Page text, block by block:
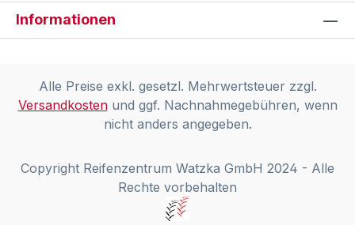
Informationen
Alle Preise exkl. gesetzl. Mehrwertsteuer zzgl.
Versandkostenund ggf. Nachnahmegebühren, wenn
nicht anders angegeben.
Copyright Reifenzentrum Watzka GmbH 2024 - Alle
Rechte vorbehalten